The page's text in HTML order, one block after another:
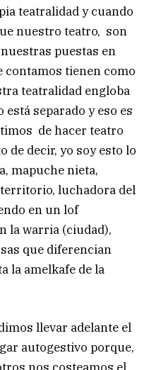
teatralidad y cuando
nuestro teatro, son
puestas en
contamos tienen como
teatralidad engloba
separado y eso es
de hacer teatro
de decir, yo soy esto lo
mapuche nieta,
luchadora del
en un lof
la warria (ciudad),
que diferencian
la amelkafe de la
llevar adelante el
autogestivo porque,